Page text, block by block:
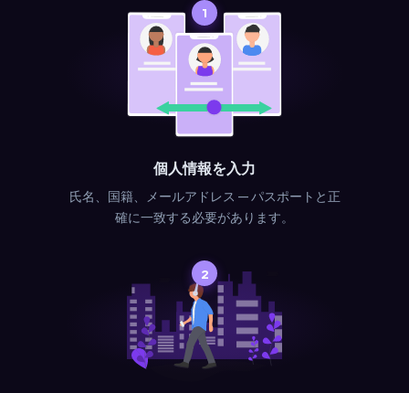
1
個人情報を入力
氏名、国籍、メールアドレス — パスポートと正
確に一致する必要があります。
2